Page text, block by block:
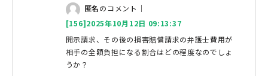
匿名のコメント｜
[156]2025年10月12日 09:13:37
開示請求、その後の損害賠償請求の弁護士費用が
相手の全額負担になる割合はどの程度なのでしょ
うか？